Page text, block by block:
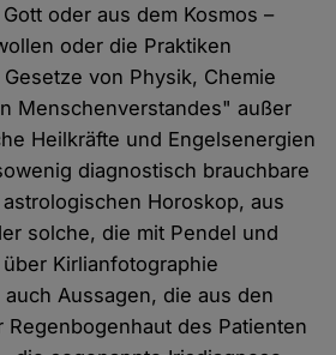
oder aus dem Kosmos –
oder die Praktiken
von Physik, Chemie
Menschenverstandes" außer
Heilkräfte und Engelsenergien
diagnostisch brauchbare
Horoskop, aus
solche, die mit Pendel und
Kirlianfotographie
Aussagen, die aus den
Regenbogenhaut des Patienten